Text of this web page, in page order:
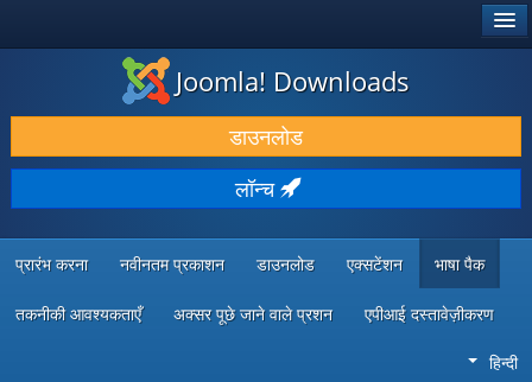
डाउनलोड करें और बढ़ाएं
खोजें और जानें
सामुदायिक समर्थन
डेवलपर संसाधन
Joomla! Downloads
डाउनलोड
लॉन्च
प्रारंभ करना नवीनतम प्रकाशन डाउनलोड एक्सटेंशन भाषा पैक
तकनीकी आवश्यकताएँ अक्सर पूछे जाने वाले प्रशन एपीआई दस्तावेज़ीकरण
हिन्दी